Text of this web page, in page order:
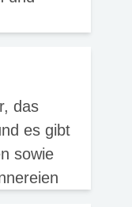
das
es gibt
sowie